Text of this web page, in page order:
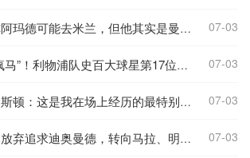
可能去米兰，但他其实是曼联今夏的非卖品 07-03
利物浦队史百大球星第17位：埃姆林·休斯 07-03
：这是我在场上经历的最特别时刻之一 07-03
迪奥曼德，转向马拉、明特、帕尔多等目标 07-03